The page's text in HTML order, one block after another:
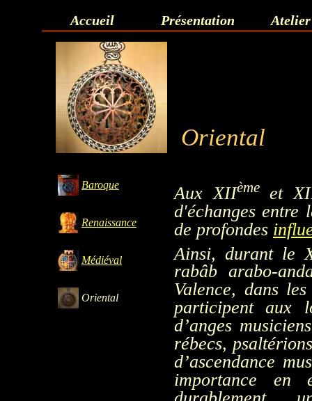
Accueil Présentation Atelier
Baroque
Renaissance
Médiéval
Oriental
Oriental
Aux XIIèmeet
d'échanges entre
de profondes
Ainsi, durant le
rabâb arabo-
Valence, dans
participent aux
d’anges
rébecs,
d’ascendance
importance en